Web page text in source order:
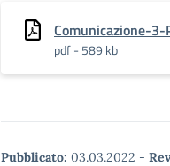
Comunicazione-
pdf - 589 kb
Pubblicato: 03.03.2022 -